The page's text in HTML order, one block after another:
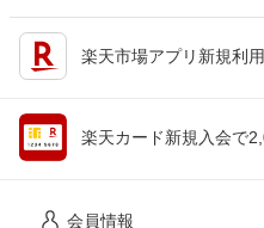
楽天市場アプリ新規利
楽天カード新規入会で
会員情報